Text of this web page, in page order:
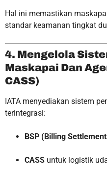
Hal ini memastikan
standar keamanan tingkat
4. Mengelola
Maskapai Dan
CASS)
IATA menyediakan sistem
terintegrasi:
BSP (Billing
CASS untuk logistik